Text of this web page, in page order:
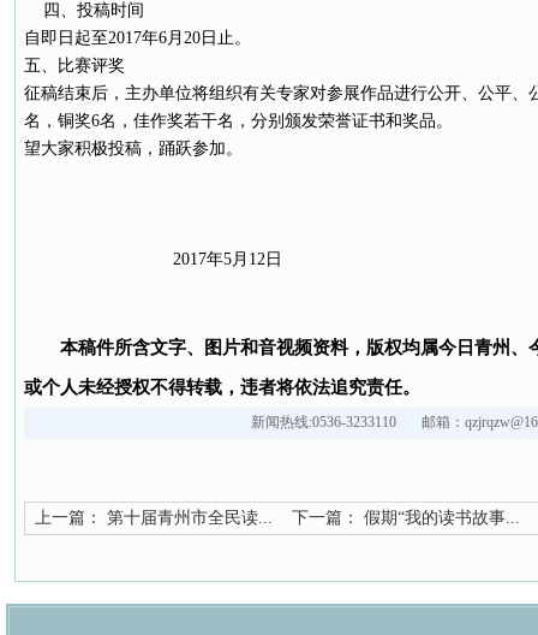
四、投稿时间
自即日起至2017年6月20日止。
五、比赛评奖
征稿结束后，主办单位将组织有关专家对参展作品进行公开、公平、
名，铜奖6名，佳作奖若干名，分别颁发荣誉证书和奖品。
望大家积极投稿，踊跃参加。
2017年5月12日
本稿件所含文字、图片和音视频资料，版权均属今日青州、
或个人未经授权不得转载，违者将依法追究责任。
新闻热线:0536-3233110 邮箱：
上一篇： 第十届青州市全民读... 下一篇： 假期“我的读书故事...